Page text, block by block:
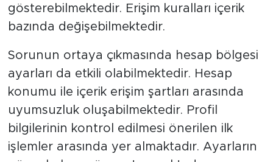
gösterebilmektedir. Erişim kuralları içerik
bazında değişebilmektedir.
Sorunun ortaya çıkmasında hesap bölgesi
ayarları da etkili olabilmektedir. Hesap
konumu ile içerik erişim şartları arasında
uyumsuzluk oluşabilmektedir. Profil
bilgilerinin kontrol edilmesi önerilen ilk
işlemler arasında yer almaktadır. Ayarların